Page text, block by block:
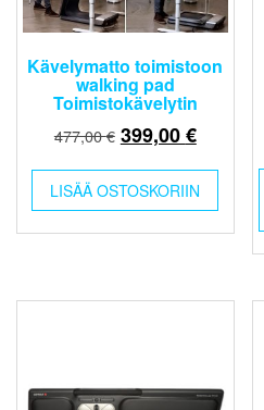
Kävelymatto toimistoon
walking pad
Toimistokävelytin
477,00€ Alkuperäinen
oli:
477,00 €.
399,00€Nykyinen
on:
399,00 €.
LISÄÄ OSTOSKORIIN